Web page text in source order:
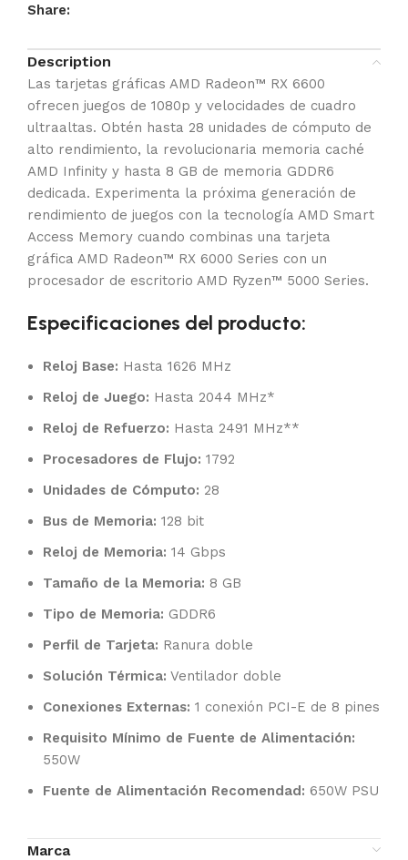
Share:
Description
Las tarjetas gráficas AMD Radeon™ RX 6600
ofrecen juegos de 1080p y velocidades de cuadro
ultraaltas. Obtén hasta 28 unidades de cómputo de
alto rendimiento, la revolucionaria memoria caché
AMD Infinity y hasta 8 GB de memoria GDDR6
dedicada. Experimenta la próxima generación de
rendimiento de juegos con la tecnología AMD Smart
Access Memory cuando combinas una tarjeta
gráfica AMD Radeon™ RX 6000 Series con un
procesador de escritorio AMD Ryzen™ 5000 Series.
Especificaciones del producto:
Reloj Base: Hasta 1626 MHz
Reloj de Juego: Hasta 2044 MHz*
Reloj de Refuerzo: Hasta 2491 MHz**
Procesadores de Flujo: 1792
Unidades de Cómputo: 28
Bus de Memoria: 128 bit
Reloj de Memoria: 14 Gbps
Tamaño de la Memoria: 8 GB
Tipo de Memoria: GDDR6
Perfil de Tarjeta: Ranura doble
Solución Térmica: Ventilador doble
Conexiones Externas: 1 conexión PCI-E de 8 pines
Requisito Mínimo de Fuente de Alimentación:
550W
Fuente de Alimentación Recomendad: 650W PSU
Marca